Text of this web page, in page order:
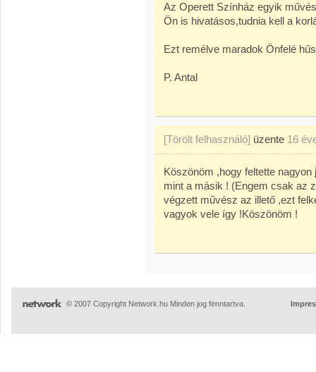
Az Operett Színház egyik
Ön is hivatásos,tudnia kell a
Ezt remélve maradok Önfelé
P. Antal
[Törölt felhasználó] üzente 16
Köszönöm ,hogy feltette
mint a másik ! (Engem csak az
végzett művész az illető ,ezt
vagyok vele így !Köszönöm !
© 2007 Copyright Network.hu Minden jog fenntartva.